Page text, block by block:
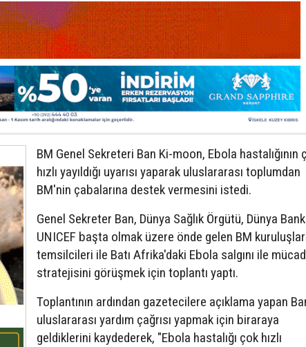
BM Genel Sekreteri Ban Ki-moon, Ebola hastalığının
hızlı yayıldığı uyarısı yaparak uluslararası toplumdan
BM'nin çabalarına destek vermesini istedi.
Genel Sekreter Ban, Dünya Sağlık Örgütü, Dünya
UNICEF başta olmak üzere önde gelen BM
temsilcileri ile Batı Afrika'daki Ebola salgını ile
stratejisini görüşmek için toplantı yaptı.
Toplantının ardından gazetecilere açıklama yapan
uluslararası yardım çağrısı yapmak için biraraya
geldiklerini kaydederek, "Ebola hastalığı çok hızlı